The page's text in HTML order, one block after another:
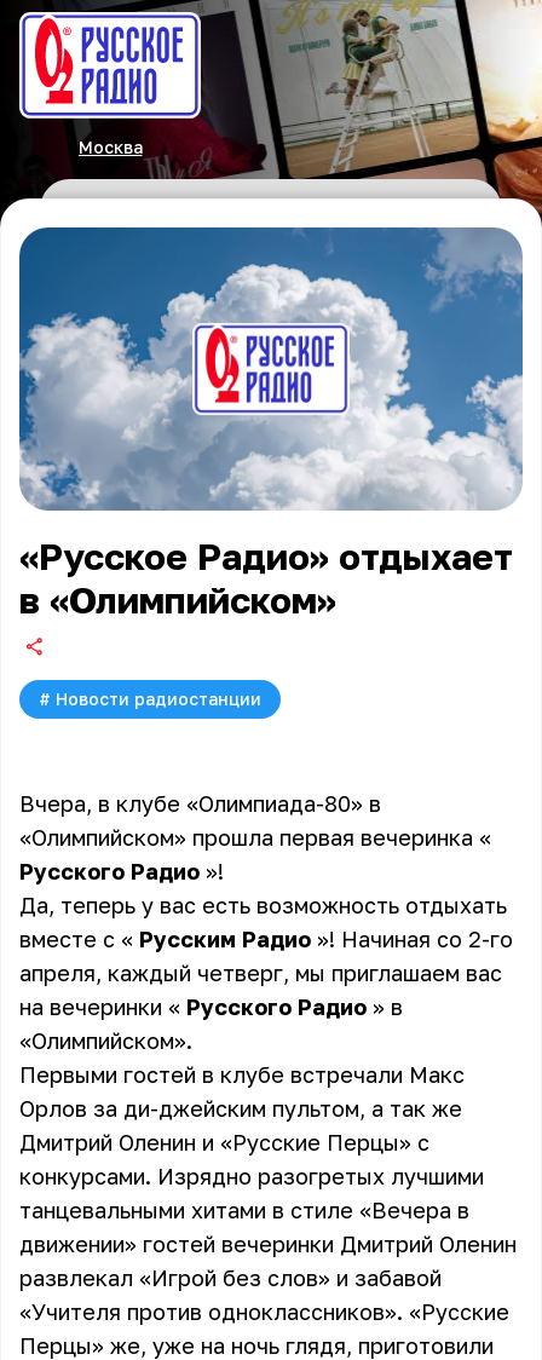
Москва
«Русское Радио» отдыхает
в «Олимпийском»
# Новости радиостанции
Вчера, в клубе «Олимпиада-80» в
«Олимпийском» прошла первая вечеринка «
Русского Радио »!
Да, теперь у вас есть возможность отдыхать
вместе с « Русским Радио »! Начиная со 2-го
апреля, каждый четверг, мы приглашаем вас
на вечеринки « Русского Радио » в
«Олимпийском».
Первыми гостей в клубе встречали Макс
Орлов за ди-джейским пультом, а так же
Дмитрий Оленин и «Русские Перцы» с
конкурсами. Изрядно разогретых лучшими
танцевальными хитами в стиле «Вечера в
движении» гостей вечеринки Дмитрий Оленин
развлекал «Игрой без слов» и забавой
«Учителя против одноклассников». «Русские
Перцы» же, уже на ночь глядя, приготовили